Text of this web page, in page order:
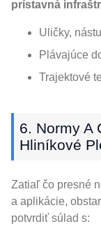
prístavná
Uličky,
Plávajúce
Trajektové
6. Normy A
Hliníkové
Zatiaľ čo presné
a aplikácie,
potvrdiť súlad s: